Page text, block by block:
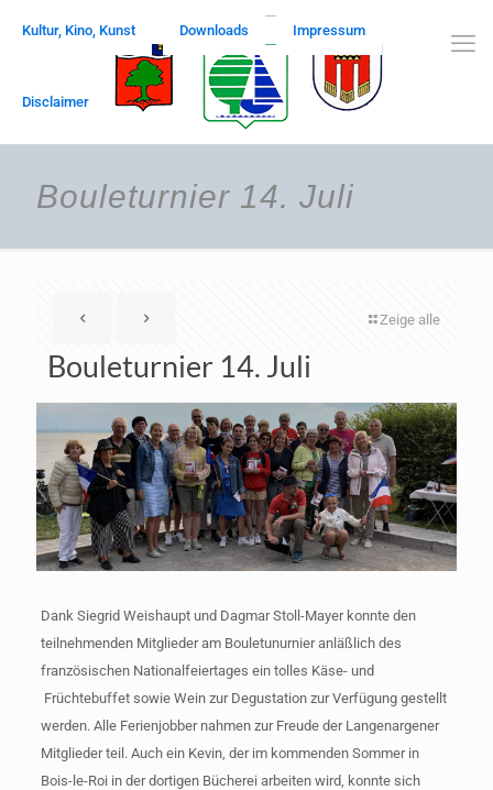
Kultur, Kino, Kunst Downloads Impressum
Disclaimer
Bouleturnier 14. Juli
Zeige alle
Bouleturnier 14. Juli
Dank Siegrid Weishaupt und Dagmar Stoll-Mayer konnte den
teilnehmenden Mitglieder am Bouletunurnier anläßlich des
französischen Nationalfeiertages ein tolles Käse- und
Früchtebuffet sowie Wein zur Degustation zur Verfügung gestellt
werden. Alle Ferienjobber nahmen zur Freude der Langenargener
Mitglieder teil. Auch ein Kevin, der im kommenden Sommer in
Bois-le-Roi in der dortigen Bücherei arbeiten wird, konnte sich